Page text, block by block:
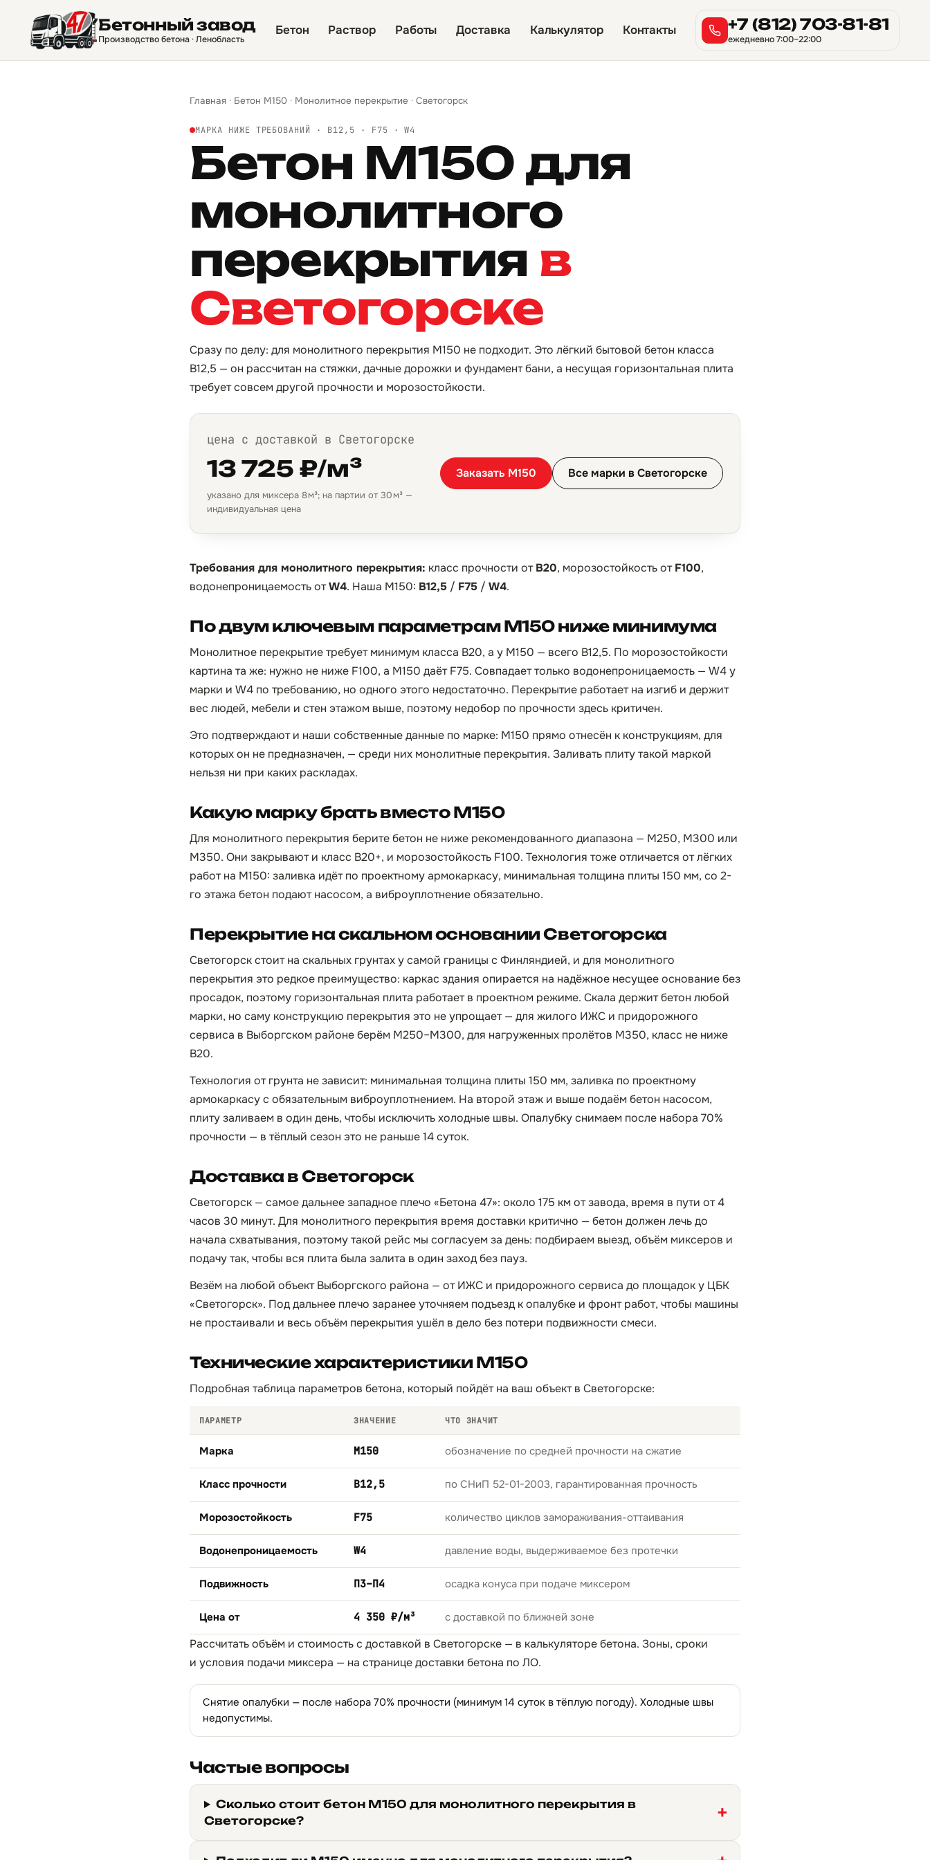
Бетонный завод
Производство бетона · Ленобласть
Бетон Раствор Работы Доставка Калькулятор Контакты +7 (812) 703-81-81
ежедневно 7:00–22:00
Главная · Бетон М150 · Монолитное перекрытие · Светогорск
МАРКА НИЖЕ ТРЕБОВАНИЙ · B12,5 · F75 · W4
Бетон М150 для
монолитного
перекрытия в
Светогорске
Сразу по делу: для монолитного перекрытия М150 не подходит. Это лёгкий бытовой бетон класса
B12,5 — он рассчитан на стяжки, дачные дорожки и фундамент бани, а несущая горизонтальная плита
требует совсем другой прочности и морозостойкости.
цена с доставкой в Светогорске
13 725 ₽/м³
указано для миксера 8 м³; на партии от 30 м³ —
индивидуальная цена
Заказать М150 Все марки в Светогорске
Требования для монолитного перекрытия: класс прочности отB20, морозостойкость отF100,
водонепроницаемость отW4. Наша М150: B12,5 / F75 / W4.
По двум ключевым параметрам М150 ниже минимума
Монолитное перекрытие требует минимум класса B20, а у М150 — всего B12,5. По морозостойкости
картина та же: нужно не ниже F100, а М150 даёт F75. Совпадает только водонепроницаемость — W4 у
марки и W4 по требованию, но одного этого недостаточно. Перекрытие работает на изгиб и держит
вес людей, мебели и стен этажом выше, поэтому недобор по прочности здесь критичен.
Это подтверждают и наши собственные данные по марке: М150 прямо отнесён к конструкциям, для
которых он не предназначен, — среди них монолитные перекрытия. Заливать плиту такой маркой
нельзя ни при каких раскладах.
Какую марку брать вместо М150
Для монолитного перекрытия берите бетон не ниже рекомендованного диапазона — М250, М300 или
М350. Они закрывают и класс B20+, и морозостойкость F100. Технология тоже отличается от лёгких
работ на М150: заливка идёт по проектному армокаркасу, минимальная толщина плиты 150 мм, со 2-
го этажа бетон подают насосом, а виброуплотнение обязательно.
Перекрытие на скальном основании Светогорска
Светогорск стоит на скальных грунтах у самой границы с Финляндией, и для монолитного
перекрытия это редкое преимущество: каркас здания опирается на надёжное несущее основание без
просадок, поэтому горизонтальная плита работает в проектном режиме. Скала держит бетон любой
марки, но саму конструкцию перекрытия это не упрощает — для жилого ИЖС и придорожного
сервиса в Выборгском районе берём М250–М300, для нагруженных пролётов М350, класс не ниже
B20.
Технология от грунта не зависит: минимальная толщина плиты 150 мм, заливка по проектному
армокаркасу с обязательным виброуплотнением. На второй этаж и выше подаём бетон насосом,
плиту заливаем в один день, чтобы исключить холодные швы. Опалубку снимаем после набора 70%
прочности — в тёплый сезон это не раньше 14 суток.
Доставка в Светогорск
Светогорск — самое дальнее западное плечо «Бетона 47»: около 175 км от завода, время в пути от 4
часов 30 минут. Для монолитного перекрытия время доставки критично — бетон должен лечь до
начала схватывания, поэтому такой рейс мы согласуем за день: подбираем выезд, объём миксеров и
подачу так, чтобы вся плита была залита в один заход без пауз.
Везём на любой объект Выборгского района — от ИЖС и придорожного сервиса до площадок у ЦБК
«Светогорск». Под дальнее плечо заранее уточняем подъезд к опалубке и фронт работ, чтобы машины
не простаивали и весь объём перекрытия ушёл в дело без потери подвижности смеси.
Технические характеристики М150
Подробная таблица параметров бетона, который пойдёт на ваш объект в Светогорске:
ПАРАМЕТР ЗНАЧЕНИЕ ЧТО ЗНАЧИТ
Марка М150 обозначение по средней прочности на сжатие
Класс прочности B12,5 по СНиП 52-01-2003, гарантированная прочность
Морозостойкость F75 количество циклов замораживания-оттаивания
Водонепроницаемость W4 давление воды, выдерживаемое без протечки
Подвижность П3–П4 осадка конуса при подаче миксером
Цена от 4 350 ₽/м³ с доставкой по ближней зоне
Рассчитать объём и стоимость с доставкой в Светогорске — в калькуляторе бетона. Зоны, сроки
и условия подачи миксера — на страницедоставки бетона по ЛО.
Снятие опалубки — после набора 70% прочности (минимум 14 суток в тёплую погоду). Холодные швы
недопустимы.
Частые вопросы
Сколько стоит бетон М150 для монолитного перекрытия в
Светогорске?